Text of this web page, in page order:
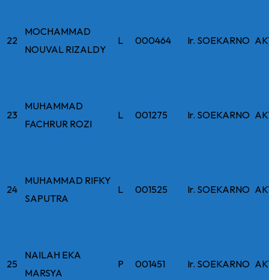
22
MOCHAMMAD
NOUVAL RIZALDY
L 000464 Ir. SOEKARNO
23
MUHAMMAD
FACHRUR ROZI
L 001275 Ir. SOEKARNO
24
MUHAMMAD RIFKY
SAPUTRA
L 001525 Ir. SOEKARNO
25
NAILAH EKA
MARSYA
P 001451 Ir. SOEKARNO